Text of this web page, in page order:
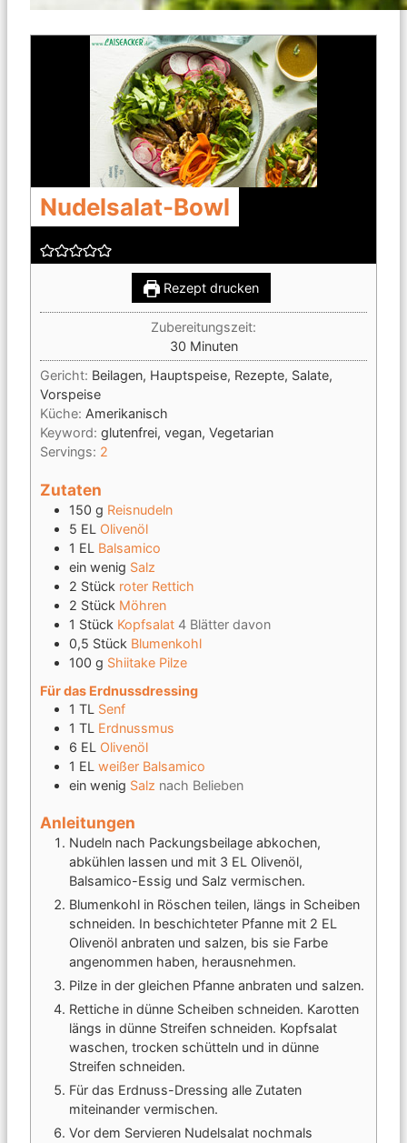
Nudelsalat-Bowl
Rezept drucken
Zubereitungszeit:
30Minuten
Minuten
Gericht: Beilagen, Hauptspeise, Rezepte, Salate,
Vorspeise
Küche: Amerikanisch
Keyword: glutenfrei, vegan, Vegetarian
Servings: 2
Zutaten
150 g Reisnudeln
5 EL Olivenöl
1 EL Balsamico
ein wenig Salz
2 Stück roter Rettich
2 Stück Möhren
1 Stück Kopfsalat 4 Blätter davon
0,5 Stück Blumenkohl
100 g Shiitake Pilze
Für das Erdnussdressing
1 TL Senf
1 TL Erdnussmus
6 EL Olivenöl
1 EL weißer Balsamico
ein wenig Salz nach Belieben
Anleitungen
Nudeln nach Packungsbeilage abkochen,
abkühlen lassen und mit 3 EL Olivenöl,
Balsamico-Essig und Salz vermischen.
Blumenkohl in Röschen teilen, längs in Scheiben
schneiden. In beschichteter Pfanne mit 2 EL
Olivenöl anbraten und salzen, bis sie Farbe
angenommen haben, herausnehmen.
Pilze in der gleichen Pfanne anbraten und salzen.
Rettiche in dünne Scheiben schneiden. Karotten
längs in dünne Streifen schneiden. Kopfsalat
waschen, trocken schütteln und in dünne
Streifen schneiden.
Für das Erdnuss-Dressing alle Zutaten
miteinander vermischen.
Vor dem Servieren Nudelsalat nochmals